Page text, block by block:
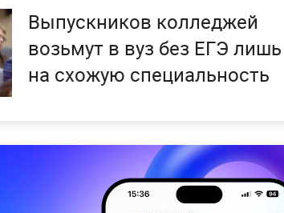
Выпускников колледжей
возьмут в вуз без ЕГЭ лишь
на схожую специальность